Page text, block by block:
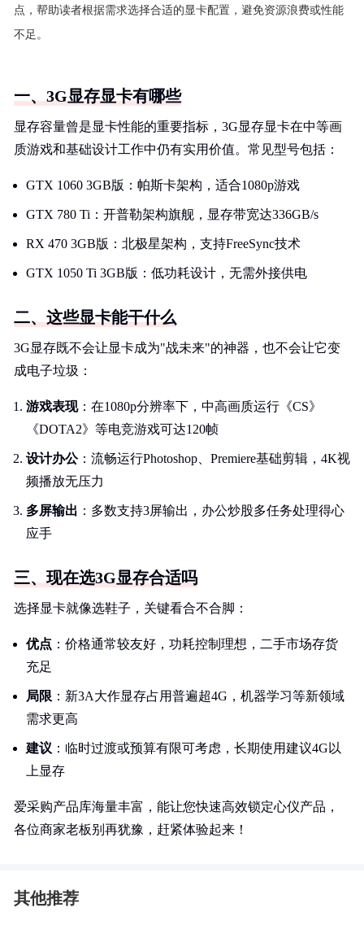
点，帮助读者根据需求选择合适的显卡配置，避免资源浪费或性能
不足。
一、3G显存显卡有哪些
显存容量曾是显卡性能的重要指标，3G显存显卡在中等画
质游戏和基础设计工作中仍有实用价值。常见型号包括：
GTX 1060 3GB版：帕斯卡架构，适合1080p游戏
GTX 780 Ti：开普勒架构旗舰，显存带宽达336GB/s
RX 470 3GB版：北极星架构，支持FreeSync技术
GTX 1050 Ti 3GB版：低功耗设计，无需外接供电
二、这些显卡能干什么
3G显存既不会让显卡成为"战未来"的神器，也不会让它变
成电子垃圾：
游戏表现：在1080p分辨率下，中高画质运行《CS》
《DOTA2》等电竞游戏可达120帧
设计办公：流畅运行Photoshop、Premiere基础剪辑，4K视
频播放无压力
多屏输出 ：多数支持3屏输出，办公炒股多任务处理得心
应手
三、现在选3G显存合适吗
选择显卡就像选鞋子，关键看合不合脚：
优点 ：价格通常较友好，功耗控制理想，二手市场存货
充足
局限 ：新3A大作显存占用普遍超4G，机器学习等新领域
需求更高
建议 ：临时过渡或预算有限可考虑，长期使用建议4G以
上显存
爱采购产品库海量丰富，能让您快速高效锁定心仪产品，
各位商家老板别再犹豫，赶紧体验起来！
其他推荐